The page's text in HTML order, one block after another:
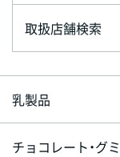
取扱店舗検索
乳製品
チョコレート・グミ